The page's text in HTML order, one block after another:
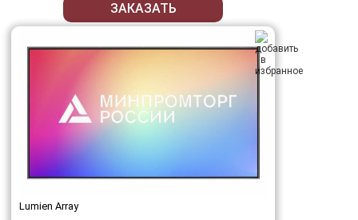
ЗАКАЗАТЬ
Lumien Array